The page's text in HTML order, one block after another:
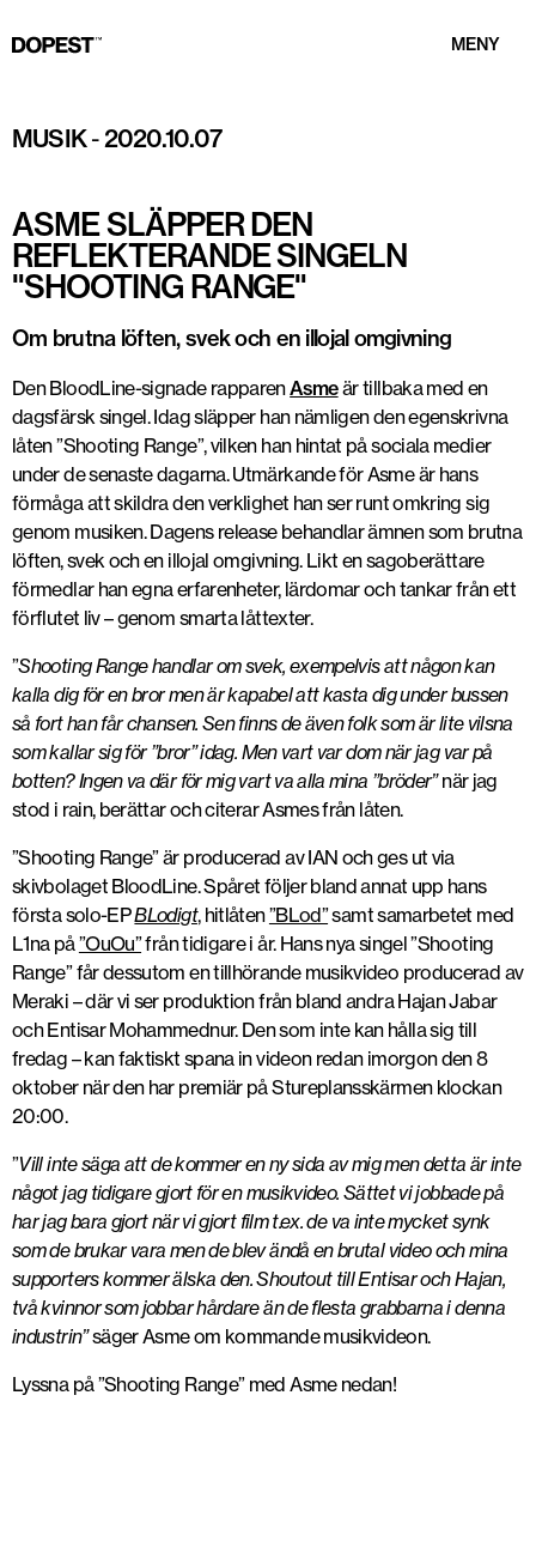
MENY
MUSIK-2020.10.07
ASME SLÄPPER DEN
REFLEKTERANDE SINGELN
"SHOOTING RANGE"
Om brutna löften, svek och en illojal omgivning
Den BloodLine-signade rapparenAsmeär tillbaka med en
dagsfärsk singel. Idag släpper han nämligen den egenskrivna
låten ”Shooting Range”, vilken han hintat på sociala medier
under de senaste dagarna. Utmärkande för Asme är hans
förmåga att skildra den verklighet han ser runt omkring sig
genom musiken. Dagens release behandlar ämnen som brutna
löften, svek och en illojal omgivning. Likt en sagoberättare
förmedlar han egna erfarenheter, lärdomar och tankar från ett
förflutet liv – genom smarta låttexter.
”Shooting Range handlar om svek, exempelvis att någon kan
kalla dig för en bror men är kapabel att kasta dig under bussen
så fort han får chansen. Sen finns de även folk som är lite vilsna
som kallar sig för ”bror” idag. Men vart var dom när jag var på
botten? Ingen va där för mig vart va alla mina ”bröder”när jag
stod i rain, berättar och citerar Asmes från låten.
”Shooting Range” är producerad av IAN och ges ut via
skivbolaget BloodLine. Spåret följer bland annat upp hans
första solo-EPBLodigt, hitlåten”BLod”samt samarbetet med
L1na på”OuOu”från tidigare i år. Hans nya singel ”Shooting
Range” får dessutom en tillhörande musikvideo producerad av
Meraki – där vi ser produktion från bland andra Hajan Jabar
och Entisar Mohammednur. Den som inte kan hålla sig till
fredag – kan faktiskt spana in videon redan imorgon den 8
oktober när den har premiär på Stureplansskärmen klockan
20:00.
”Vill inte säga att de kommer en ny sida av mig men detta är inte
något jag tidigare gjort för en musikvideo. Sättet vi jobbade på
har jag bara gjort när vi gjort film t.ex. de va inte mycket synk
som de brukar vara men de blev ändå en brutal video och mina
supporters kommer älska den. Shoutout till Entisar och Hajan,
två kvinnor som jobbar hårdare än de flesta grabbarna i denna
industrin”säger Asme om kommande musikvideon.
Lyssna på ”Shooting Range” med Asme nedan!